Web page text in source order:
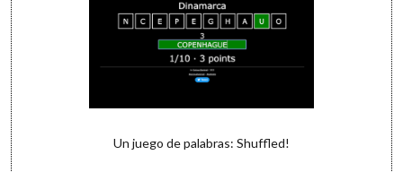
Un juego de palabras: Shuffled!